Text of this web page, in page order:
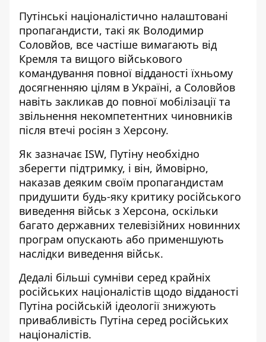
Путінські націоналістично налаштовані
пропагандисти, такі як Володимир
Соловйов, все частіше вимагають від
Кремля та вищого військового
командування повної відданості їхньому
досягненняю цілям в Україні, а Соловйов
навіть закликав до повної мобілізації та
звільнення некомпетентних чиновників
після втечі росіян з Херсону.
Як зазначає ISW, Путіну необхідно
зберегти підтримку, і він, ймовірно,
наказав деяким своїм пропагандистам
придушити будь-яку критику російського
виведення військ з Херсона, оскільки
багато державних телевізійних новинних
програм опускають або применшують
наслідки виведення військ.
Дедалі більші сумніви серед крайніх
російських націоналістів щодо відданості
Путіна російській ідеології знижують
привабливість Путіна серед російських
націоналістів.